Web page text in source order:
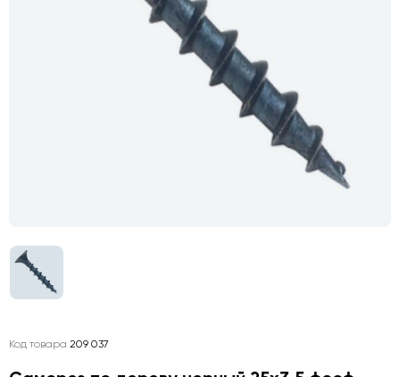
Код товара 209 037